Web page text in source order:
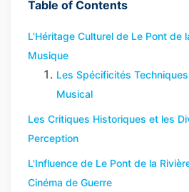
Table of Contents
L'Héritage Culturel de Le Pont de
Musique
Les Spécificités
Musical
Les Critiques Historiques et les
Perception
L'Influence de Le Pont de la
Cinéma de Guerre